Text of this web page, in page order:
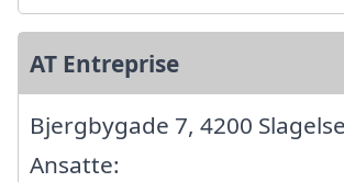
AT Entreprise
Bjergbygade 7, 4200 Slagelse
Ansatte: